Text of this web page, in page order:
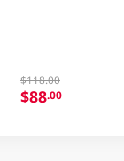
$118.00
$88.00